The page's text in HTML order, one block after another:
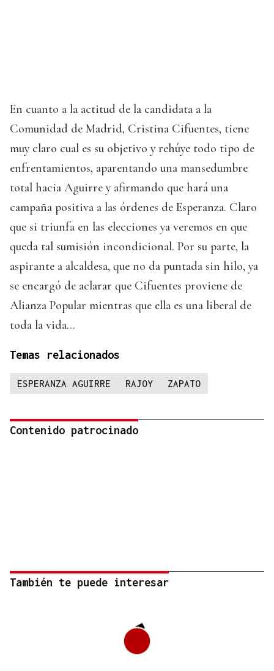
En cuanto a la actitud de la candidata a la
Comunidad de Madrid, Cristina Cifuentes, tiene
muy claro cual es su objetivo y rehúye todo tipo de
enfrentamientos, aparentando una mansedumbre
total hacia Aguirre y afirmando que hará una
campaña positiva a las órdenes de Esperanza. Claro
que si triunfa en las elecciones ya veremos en que
queda tal sumisión incondicional. Por su parte, la
aspirante a alcaldesa, que no da puntada sin hilo, ya
se encargó de aclarar que Cifuentes proviene de
Alianza Popular mientras que ella es una liberal de
toda la vida…
Temas relacionados
ESPERANZA AGUIRRE RAJOY ZAPATO
Contenido patrocinado
También te puede interesar